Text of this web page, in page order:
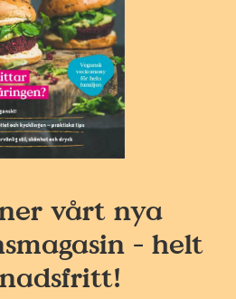
vårt nya
- helt